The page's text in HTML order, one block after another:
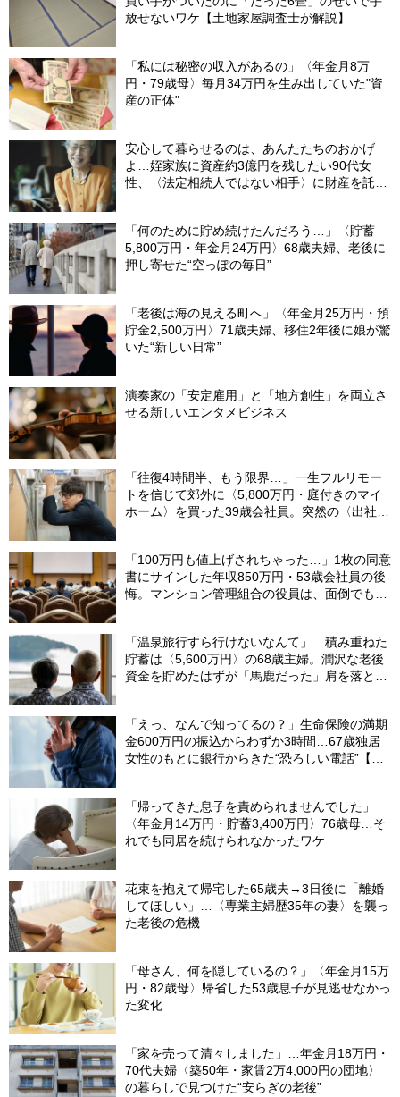
放せないワケ【土地家屋調査士が解説】
「私には秘密の収入があるの」〈年金月8万
円・79歳母〉毎月34万円を生み出していた"資
産の正体"
安心して暮らせるのは、あんたたちのおかげ
よ…姪家族に資産約3億円を残したい90代女
性、〈法定相続人ではない相手〉に財産を託せ
「何のために貯め続けたんだろう…」〈貯蓄
5,800万円・年金月24万円〉68歳夫婦、老後に
押し寄せた“空っぽの毎日”
「老後は海の見える町へ」〈年金月25万円・預
貯金2,500万円〉71歳夫婦、移住2年後に娘が驚
いた“新しい日常”
演奏家の「安定雇用」と「地方創生」を両立さ
せる新しいエンタメビジネス
「往復4時間半、もう限界…」一生フルリモー
トを信じて郊外に〈5,800万円・庭付きのマイ
ホーム〉を買った39歳会社員。突然の〈出社
「100万円も値上げされちゃった…」1枚の同意
書にサインした年収850万円・53歳会社員の後
悔。マンション管理組合の役員は、面倒でも自
「温泉旅行すら行けないなんて」…積み重ねた
貯蓄は〈5,600万円〉の68歳主婦。潤沢な老後
資金を貯めたはずが「馬鹿だった」肩を落とす
「えっ、なんで知ってるの？」生命保険の満期
金600万円の振込からわずか3時間…67歳独居
女性のもとに銀行からきた“恐ろしい電話”【FP
「帰ってきた息子を責められませんでした」
〈年金月14万円・貯蓄3,400万円〉76歳母…そ
れでも同居を続けられなかったワケ
花束を抱えて帰宅した65歳夫→3日後に「離婚
してほしい」…〈専業主婦歴35年の妻〉を襲っ
た老後の危機
「母さん、何を隠しているの？」〈年金月15万
円・82歳母〉帰省した53歳息子が見逃せなかっ
た変化
「家を売って清々しました」…年金月18万円・
70代夫婦〈築50年・家賃2万4,000円の団地〉
の暮らしで見つけた“安らぎの老後”